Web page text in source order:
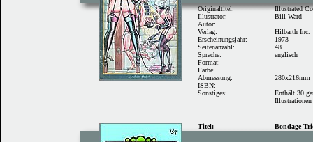
Originaltitel:
Illustrator:
Autor:
Verlag:
Illustrated
Bill Ward
Hilbarth Inc.
Erscheinungsjahr:
Seitenanzahl:
Sprache:
Format:
Farbe:
Abmessung:
ISBN:
Sonstiges:
1973
48
englisch
280x216mm
Enthält 30
Illustrationen
Titel: Bondage